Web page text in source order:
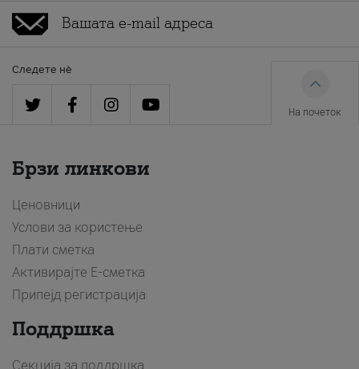
Следете нè
На почеток
Брзи линкови
Ценовници
Услови за користење
Плати сметка
Активирајте Е-сметка
Припејд регистрација
Поддршка
Секција за поддршка